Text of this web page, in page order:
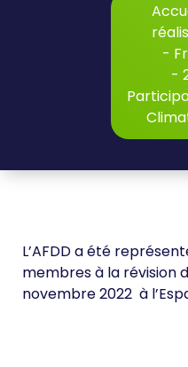
-
-
L’AFDD a été
membres à la révision
novembre 2022 à